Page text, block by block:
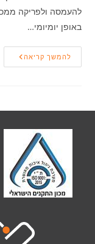
להעמסה ולפריקה
באופן יומיומי…
להמשך קריאהרמפות